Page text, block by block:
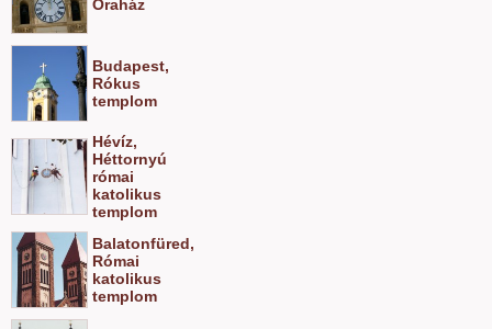
Óraház
Budapest,
Rókus
templom
Hévíz,
Héttornyú
római
katolikus
templom
Balatonfüred,
Római
katolikus
templom